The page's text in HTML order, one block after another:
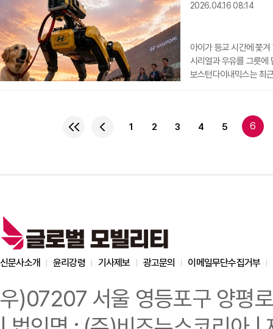
업그레이드”라기보다 “
2026.04.16 08:14
아이가 등교 시간에 쫓
시리얼과 우유를 그릇에
보스턴다이내믹스는 최
상황을 이해하고, 작업
현대차그룹이 그리는
1 2 3 4 5 6
신문사소개 윤리강령 기사제보 광고문의 이메일무단수집거부
우)07207 서울 영등포구 양평